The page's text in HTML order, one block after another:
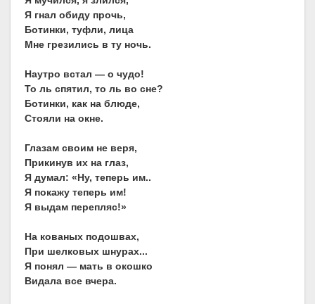
Я гнал обиду прочь,
Ботинки, туфли, лица
Мне грезились в ту ночь.
Наутро встал — о чудо!
То ль спятил, то ль во сне?
Ботинки, как на блюде,
Стояли на окне.
Глазам своим не веря,
Прикинув их на глаз,
Я думал: «Ну, теперь им..
Я покажу теперь им!
Я выдам перепляс!»
На кованых подошвах,
При шелковых шнурах...
Я понял — мать в окошко
Видала все вчера.